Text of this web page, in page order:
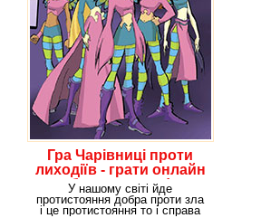
Гра Чарівниці проти
лиходіїв - грати онлайн
безкоштовно!
У нашому світі йде
протистояння добра проти зла
і це протистояння то і справа